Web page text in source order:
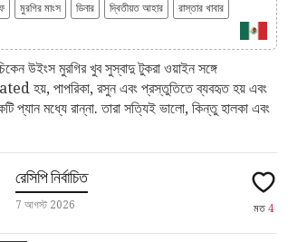
মুরগির মাংস ডিনার দ্বিতীয়ত আহার রাস্তার খাবার
উইংস মুরগির খুব সুস্বাদু টুকরা ওয়াইন সঙ্গে
হয়, পাপরিকা, রসুন এবং প্রস্তুতিতে ব্যবহৃত হয় এবং
প্যান মধ্যে রান্না. তারা সত্যিই ভালো, কিন্তু হালকা এবং
রেসিপি নির্বাচিত
7 আগস্ট 2026 মত 4